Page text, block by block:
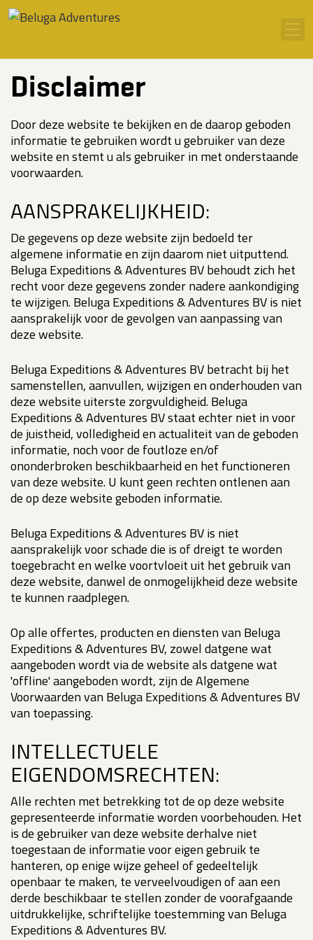
Ga naar inhoud
Disclaimer
Door deze website te bekijken en de daarop geboden
informatie te gebruiken wordt u gebruiker van deze
website en stemt u als gebruiker in met onderstaande
voorwaarden.
AANSPRAKELIJKHEID:
De gegevens op deze website zijn bedoeld ter
algemene informatie en zijn daarom niet uitputtend.
Beluga Expeditions & Adventures BV behoudt zich het
recht voor deze gegevens zonder nadere aankondiging
te wijzigen. Beluga Expeditions & Adventures BV is niet
aansprakelijk voor de gevolgen van aanpassing van
deze website.
Beluga Expeditions & Adventures BV betracht bij het
samenstellen, aanvullen, wijzigen en onderhouden van
deze website uiterste zorgvuldigheid. Beluga
Expeditions & Adventures BV staat echter niet in voor
de juistheid, volledigheid en actualiteit van de geboden
informatie, noch voor de foutloze en/of
ononderbroken beschikbaarheid en het functioneren
van deze website. U kunt geen rechten ontlenen aan
de op deze website geboden informatie.
Beluga Expeditions & Adventures BV is niet
aansprakelijk voor schade die is of dreigt te worden
toegebracht en welke voortvloeit uit het gebruik van
deze website, danwel de onmogelijkheid deze website
te kunnen raadplegen.
Op alle offertes, producten en diensten van Beluga
Expeditions & Adventures BV, zowel datgene wat
aangeboden wordt via de website als datgene wat
'offline' aangeboden wordt, zijn de Algemene
Voorwaarden van Beluga Expeditions & Adventures BV
van toepassing.
INTELLECTUELE
EIGENDOMSRECHTEN:
Alle rechten met betrekking tot de op deze website
gepresenteerde informatie worden voorbehouden. Het
is de gebruiker van deze website derhalve niet
toegestaan de informatie voor eigen gebruik te
hanteren, op enige wijze geheel of gedeeltelijk
openbaar te maken, te verveelvoudigen of aan een
derde beschikbaar te stellen zonder de voorafgaande
uitdrukkelijke, schriftelijke toestemming van Beluga
Expeditions & Adventures BV.